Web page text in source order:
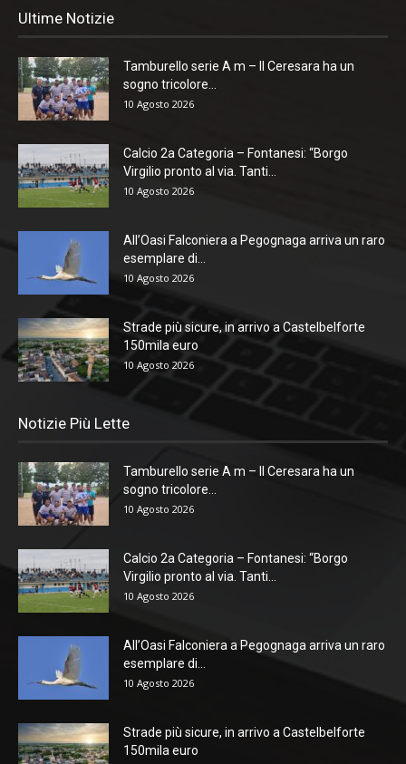
Ultime Notizie
Tamburello serie A m – Il Ceresara ha un
sogno tricolore...
10 Agosto 2026
Calcio 2a Categoria – Fontanesi: “Borgo
Virgilio pronto al via. Tanti...
10 Agosto 2026
All’Oasi Falconiera a Pegognaga arriva un raro
esemplare di...
10 Agosto 2026
Strade più sicure, in arrivo a Castelbelforte
150mila euro
10 Agosto 2026
Notizie Più Lette
Tamburello serie A m – Il Ceresara ha un
sogno tricolore...
10 Agosto 2026
Calcio 2a Categoria – Fontanesi: “Borgo
Virgilio pronto al via. Tanti...
10 Agosto 2026
All’Oasi Falconiera a Pegognaga arriva un raro
esemplare di...
10 Agosto 2026
Strade più sicure, in arrivo a Castelbelforte
150mila euro